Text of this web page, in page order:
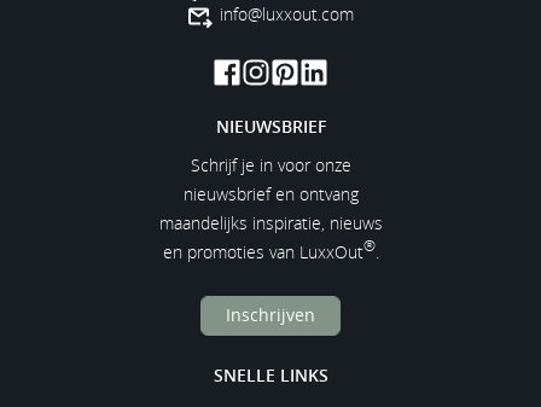
info@luxxout.com
NIEUWSBRIEF
Schrijf je in voor onze
nieuwsbrief en ontvang
maandelijks inspiratie, nieuws
en promoties van LuxxOut®.
Inschrijven
SNELLE LINKS